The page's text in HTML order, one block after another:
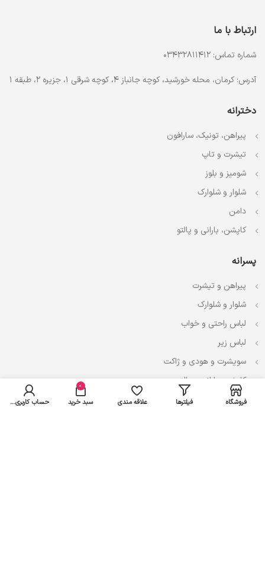
ارتباط با ما
شماره تماس: 03432811412
آدرس: کرمان، محله خورشید، کوچه جانباز 4، کوچه شرقی 1، جزیره 2، طبقه 1
دخترانه
پیراهن، تونیک، سارافون
تیشرت و تاپ
شومیز و بلوز
شلوار و شلوارک
دامن
کاپشن، بارانی و پالتو
پسرانه
پیراهن و تیشرت
شلوار و شلوارک
لباس راحتی و خواب
لباس زیر
سویشرت و هودی و ژاکت
کاپشن، بارانی و پالتو
فروشگاه فیلترها علاقه مندی
0
سبد خرید حساب کاربری من